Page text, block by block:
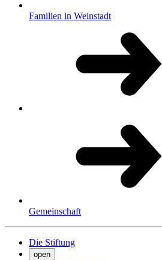
Familien in Weinstadt
Gemeinschaft
Die Stiftung
open